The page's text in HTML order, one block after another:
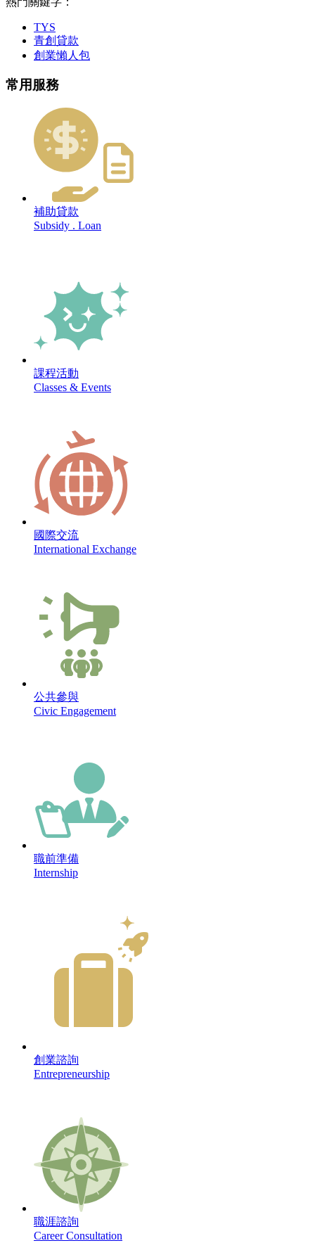
TYS
青創貸款
創業懶人包
常用服務
補助貸款
Subsidy . Loan
課程活動
Classes & Events
國際交流
International Exchange
公共參與
Civic Engagement
職前準備
Internship
創業諮詢
Entrepreneurship
職涯諮詢
Career Consultation